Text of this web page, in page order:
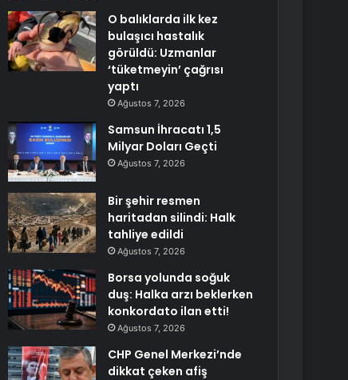
O balıklarda ilk kez
bulaşıcı hastalık
görüldü: Uzmanlar
‘tüketmeyin’ çağrısı
yaptı
Ağustos 7, 2026
Samsun İhracatı 1,5
Milyar Doları Geçti
Ağustos 7, 2026
Bir şehir resmen
haritadan silindi: Halk
tahliye edildi
Ağustos 7, 2026
Borsa yolunda soğuk
duş: Halka arzı beklerken
konkordato ilan etti!
Ağustos 7, 2026
CHP Genel Merkezi’nde
dikkat çeken afiş